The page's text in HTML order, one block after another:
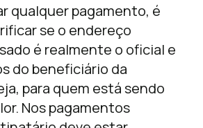
qualquer pagamento, é
se o endereço
é realmente o oficial e
do beneficiário da
para quem está sendo
Nos pagamentos